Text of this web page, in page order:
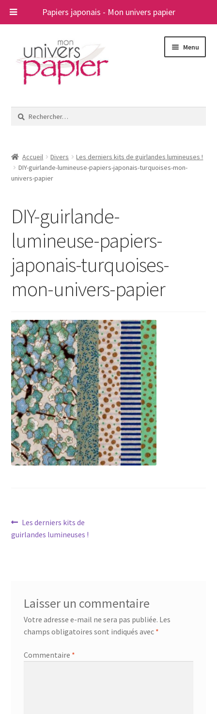
Papiers japonais - Mon univers papier
navigation
contenu
Menu
le
A propos
Contact
Rechercher :
Accueil Divers
Les derniers kits de guirlandes lumineuses !
DIY-guirlande-lumineuse-papiers-japonais-turquoises-mon-
univers-papier
DIY-guirlande-
lumineuse-papiers-
japonais-turquoises-
mon-univers-papier
Navigation
de
Article
précédent :
Les derniers kits de
guirlandes lumineuses !
Laisser un commentaire
Votre adresse e-mail ne sera pas publiée. Les
champs obligatoires sont indiqués avec *
Commentaire *